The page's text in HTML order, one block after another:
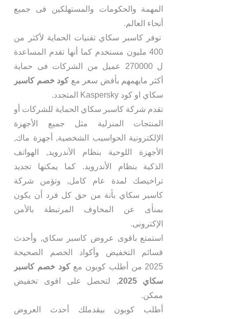
المهمة والحكومات والمستهلكين فى جميع
أنحاء العالم.
توفر كاسبر سكاي تقنيات الحماية لأكثر من
400 مليون مستخدم كما أنها تقدم المساعدة
ل 270000 عميل من الشركات فى حماية
أكثر مايهمهم بأفض سعر معكود خصم كاسبر
سكاي او كود Kaspersky المتجدد.
تقدم شركة كاسبر سكاي الحماية للشركات أو
المنتجات المنزلية مثل جميع الأجهزة
الإلكترونية الحواسيب الشخصية, أجهزة ماك,
الأجهزة اللوحية بنظام الأندرويد, الهواتف
الذكية بنظام الأندرويد. كما يمكنها تجديد
تراخيصك لمدة عام كامل, وتؤمن شركة
كاسبر سكاي بأنة من حق كل فرد أن يكون
بمنأى عن المخاوف المرتبطة بالأمن
الإكترونى.
استمتع باقوى عروض كاسبر سكاي, وأحدث
قسائم التخفيض وأكواد الخصم الصحيحة
2025 من أطلب كوبون مع
كود خصم كاسبر
سكاي 2025
, لتحصل على اقوى تخفيض
ممكن.
أطلب كوبون بيقدملك أحدث العروض